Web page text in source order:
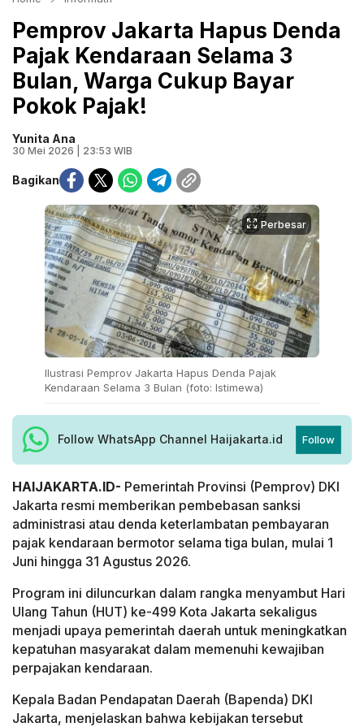
Pemprov Jakarta Hapus Denda
Pajak Kendaraan Selama 3
Bulan, Warga Cukup Bayar
Pokok Pajak!
Yunita Ana
30 Mei 2026 | 23:53 WIB
Bagikan
Perbesar
Ilustrasi Pemprov Jakarta Hapus Denda Pajak
Kendaraan Selama 3 Bulan (foto: Istimewa)
Follow WhatsApp Channel Haijakarta.id Follow
HAIJAKARTA.ID- Pemerintah Provinsi (Pemprov) DKI
Jakarta resmi memberikan pembebasan sanksi
administrasi atau denda keterlambatan pembayaran
pajak kendaraan bermotor selama tiga bulan, mulai 1
Juni hingga 31 Agustus 2026.
Program ini diluncurkan dalam rangka menyambut Hari
Ulang Tahun (HUT) ke-499 Kota Jakarta sekaligus
menjadi upaya pemerintah daerah untuk meningkatkan
kepatuhan masyarakat dalam memenuhi kewajiban
perpajakan kendaraan.
Kepala Badan Pendapatan Daerah (Bapenda) DKI
Jakarta, menjelaskan bahwa kebijakan tersebut